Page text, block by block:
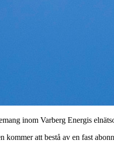
inom Varberg Energis
att bestå av en fast